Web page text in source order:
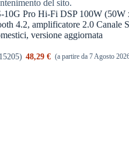
del sito.
10G Pro Hi-Fi DSP 100W (50W
4.2, amplificatore 2.0 Canale
versione aggiornata
) 48,29 € (a partire da 7 Agosto